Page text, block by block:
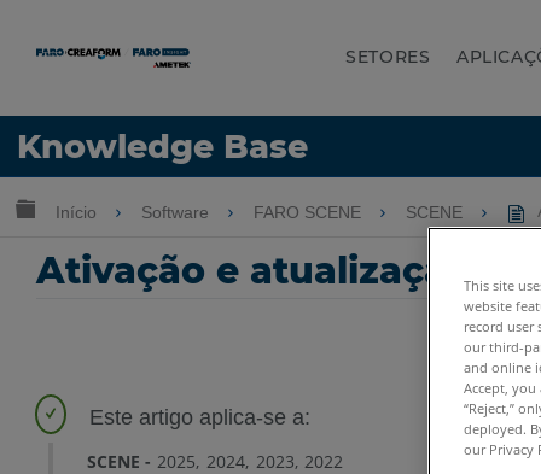
SETORES
Knowledge Base
Idioma
Expandir/recolher hierarquia global
Início Software FARO SCENE SCENE
Ativação e atualização de
SCENE 2025 2024 2023 2022
This site
website
record user
our third-
and online
Accept,
“Reject,”
deployed.
our Privacy